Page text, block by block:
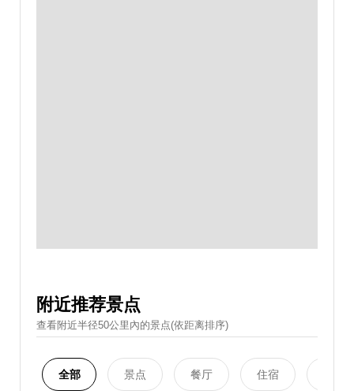
附近推荐景点
查看附近半径50公里內的景点(依距离排序)
全部 景点 餐厅 住宿